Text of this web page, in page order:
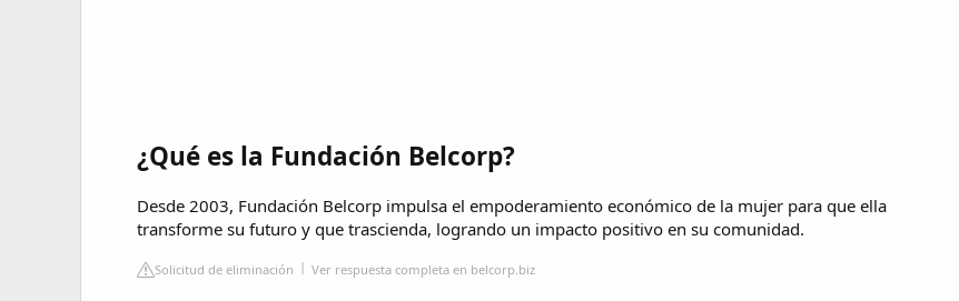
¿Qué es la Fundación Belcorp?
Desde 2003, Fundación Belcorp impulsa el empoderamiento económico de la mujer para que ella
transforme su futuro y que trascienda, logrando un impacto positivo en su comunidad.
Solicitud de eliminación Ver respuesta completa en belcorp.biz